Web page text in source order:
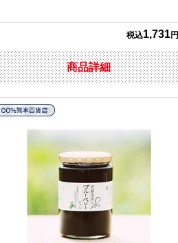
税込1,731円
商品詳細